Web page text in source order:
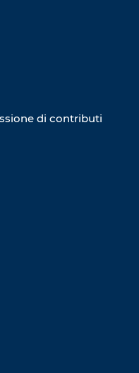
di contributi